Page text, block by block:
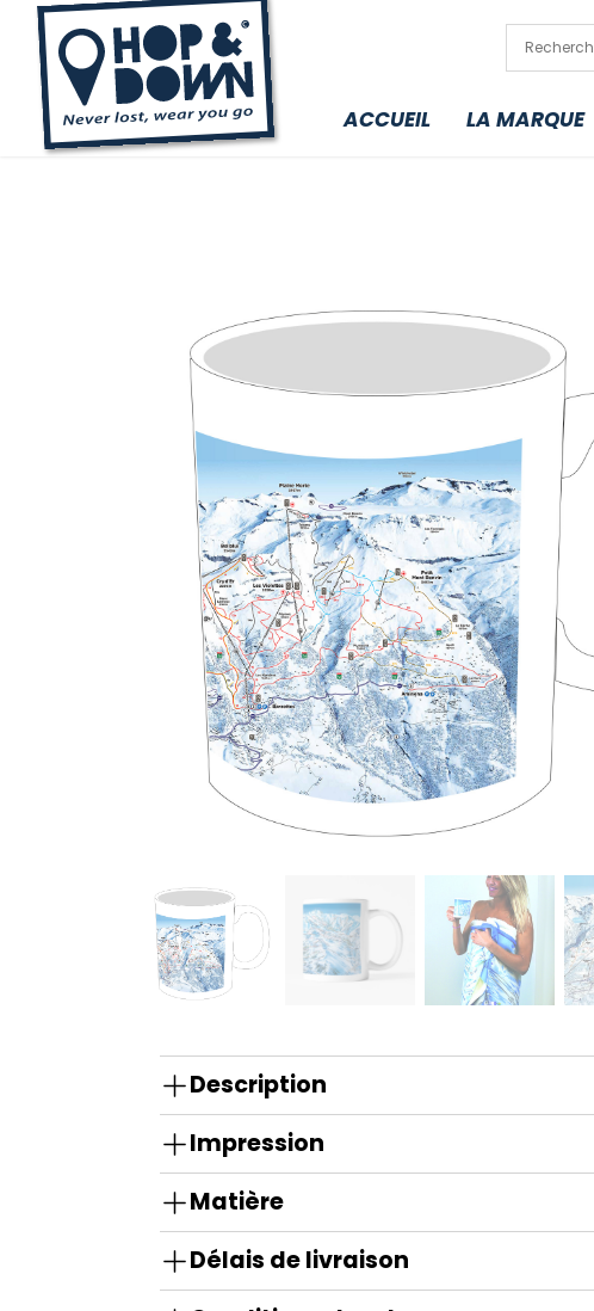
ACCUEIL LA MARQUE
Description
Impression
Matière
Délais de livraison